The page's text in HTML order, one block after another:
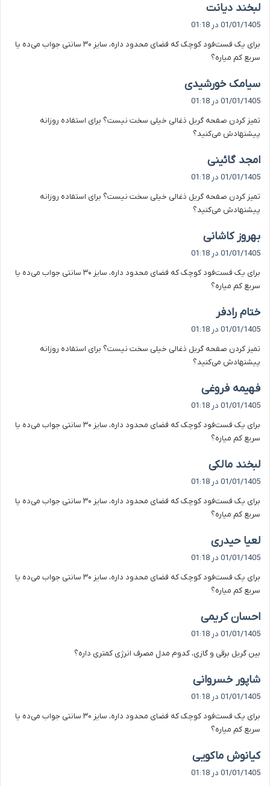
لبخند دیانت
ف
:
01/01/1405 در 01:18
برای یک فست‌فود کوچک که فضای محدود داره، سایز ۳۰ سانتی جواب می‌ده یا
سریع کم میاره؟
سیامک خورشیدی
:
01/01/1405 در 01:18
تمیز کردن صفحه گریل ذغالی خیلی سخت نیست؟ برای استفاده روزانه
پیشنهادش می‌کنید؟
امجد گائینی
ف
:
01/01/1405 در 01:18
تمیز کردن صفحه گریل ذغالی خیلی سخت نیست؟ برای استفاده روزانه
پیشنهادش می‌کنید؟
بهروز کاشانی
ف
01/01/1405 در 01:18
برای یک فست‌فود کوچک که فضای محدود داره، سایز ۳۰ سانتی جواب می‌ده یا
سریع کم میاره؟
ختام رادفر
:
01/01/1405 در 01:18
تمیز کردن صفحه گریل ذغالی خیلی سخت نیست؟ برای استفاده روزانه
پیشنهادش می‌کنید؟
فهیمه فروغی
ف
:
01/01/1405 در 01:18
برای یک فست‌فود کوچک که فضای محدود داره، سایز ۳۰ سانتی جواب می‌ده یا
سریع کم میاره؟
لبخند مالکی
ف
:
01/01/1405 در 01:18
برای یک فست‌فود کوچک که فضای محدود داره، سایز ۳۰ سانتی جواب می‌ده یا
سریع کم میاره؟
لعیا حیدری
ف
:
01/01/1405 در 01:18
برای یک فست‌فود کوچک که فضای محدود داره، سایز ۳۰ سانتی جواب می‌ده یا
سریع کم میاره؟
احسان کریمی
ف
:
01/01/1405 در 01:18
بین گریل برقی و گازی، کدوم مدل مصرف انرژی کمتری داره؟
شاپور خسروانی
ف
:
01/01/1405 در 01:18
برای یک فست‌فود کوچک که فضای محدود داره، سایز ۳۰ سانتی جواب می‌ده یا
سریع کم میاره؟
کیانوش ماکویی
01/01/1405 در 01:18